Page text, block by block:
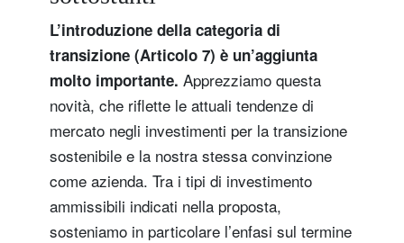
L’introduzione della categoria di
transizione (Articolo 7) è un’aggiunta
molto importante. Apprezziamo questa
novità, che riflette le attuali tendenze di
mercato negli investimenti per la transizione
sostenibile e la nostra stessa convinzione
come azienda. Tra i tipi di investimento
ammissibili indicati nella proposta,
sosteniamo in particolare l’enfasi sul termine